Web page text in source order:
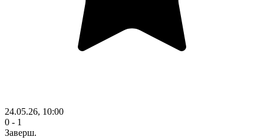
24.05.26, 10:00
0 - 1
Заверш.